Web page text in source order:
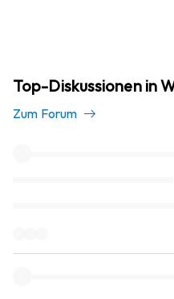
Top-Diskussionen in
Zum Forum